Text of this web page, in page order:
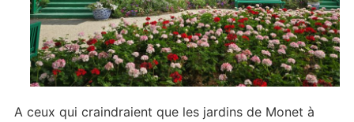
A ceux qui craindraient que les jardins de Monet à